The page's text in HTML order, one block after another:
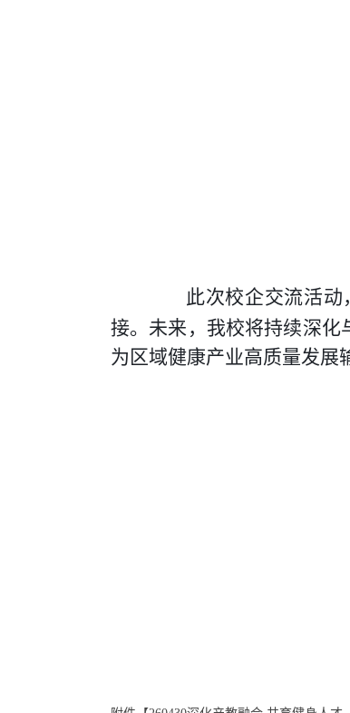
此次校企交流活
接。未来，我校将持续深化
为区域健康产业高质量发展